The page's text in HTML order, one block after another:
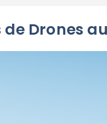
Drones